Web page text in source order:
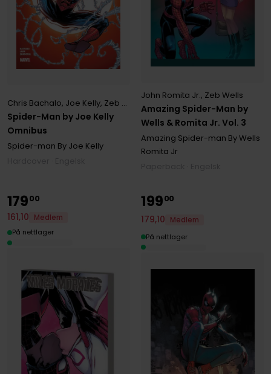
Spider-Man by Joe Kelly
Omnibus
Chris Bachalo, Joe Kelly, Zeb Wells
Spider-man By Joe Kelly
Amazing Spider-Man by
Wells & Romita Jr. Vol. 3
John Romita Jr., Zeb Wells
Amazing Spider-man By Wells
Romita Jr
17900
161,10
Medlem
På nettlager
19900
179,10
Medlem
På nettlager